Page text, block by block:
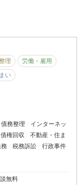
理
労働・雇用
い
務整理
インターネッ
債権回収
不動産・住ま
税務訴訟 行政事件
無料